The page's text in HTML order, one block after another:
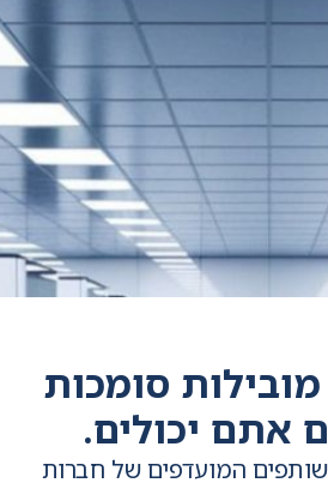
סומכות
אתם יכולים.
המועדפים של חברות